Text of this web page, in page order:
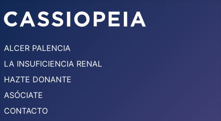
ALCER PALENCIA
LA INSUFICIENCIA RENAL
HAZTE DONANTE
ASÓCIATE
CONTACTO